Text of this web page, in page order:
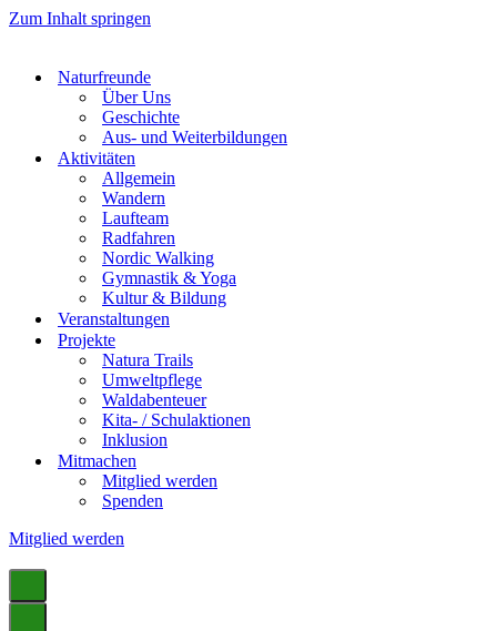
Zum Inhalt springen
Naturfreunde
Über Uns
Geschichte
Aus- und Weiterbildungen
Aktivitäten
Allgemein
Wandern
Laufteam
Radfahren
Nordic Walking
Gymnastik & Yoga
Kultur & Bildung
Veranstaltungen
Projekte
Natura Trails
Umweltpflege
Waldabenteuer
Kita- / Schulaktionen
Inklusion
Mitmachen
Mitglied werden
Spenden
Mitglied werden